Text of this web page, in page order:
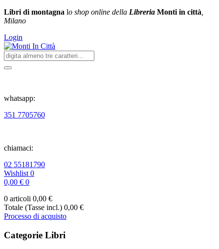
Libri di montagna lo shop online della Libreria Monti in città
Milano
Login
whatsapp:
351 7705760
chiamaci:
02 55181790
Wishlist 0
0,00 € 0
0 articoli 0,00 €
Totale (Tasse incl.) 0,00 €
Processo di acquisto
Categorie Libri